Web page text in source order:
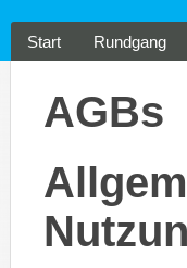
Start Rundgang
AGBs